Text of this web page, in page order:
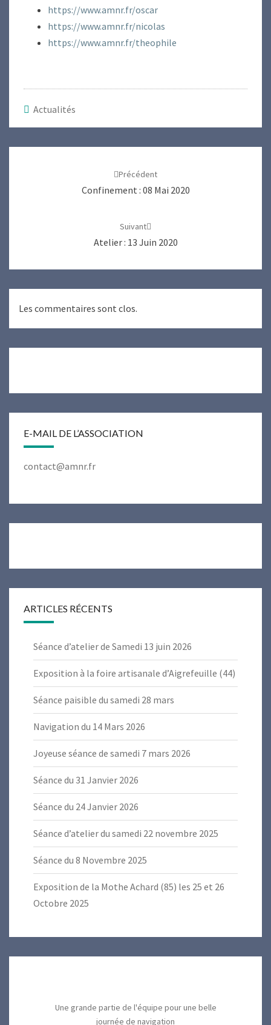
https://www.amnr.fr/oscar
https://www.amnr.fr/nicolas
https://www.amnr.fr/theophile
Actualités
Précédent
Confinement : 08 Mai 2020
Suivant
Atelier : 13 Juin 2020
Les commentaires sont clos.
E-MAIL DE L’ASSOCIATION
contact@amnr.fr
ARTICLES RÉCENTS
Séance d’atelier de Samedi 13 juin 2026
Exposition à la foire artisanale d’Aigrefeuille (44)
Séance paisible du samedi 28 mars
Navigation du 14 Mars 2026
Joyeuse séance de samedi 7 mars 2026
Séance du 31 Janvier 2026
Séance du 24 Janvier 2026
Séance d’atelier du samedi 22 novembre 2025
Séance du 8 Novembre 2025
Exposition de la Mothe Achard (85) les 25 et 26
Octobre 2025
Une grande partie de l'équipe pour une belle
journée de navigation